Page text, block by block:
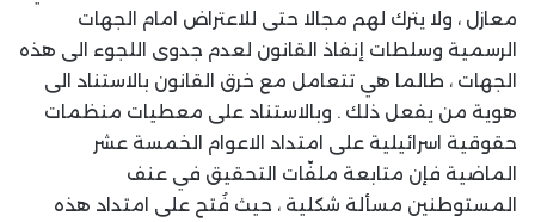
معازل ، ولا يترك لهم مجالا حتى للاعتراض امام الجهات
الرسمية وسلطات إنفاذ القانون لعدم جدوى اللجوء الى هذه
الجهات ، طالما هي تتعامل مع خرق القانون بالاستناد الى
هوية من يفعل ذلك . وبالاستناد على معطيات منظمات
حقوقية اسرائيلية على امتداد الاعوام الخمسة عشر
الماضية فإن متابعة ملفّات التحقيق في عنف
المستوطنين مسألة شكلية ، حيث فُتح على امتداد هذه